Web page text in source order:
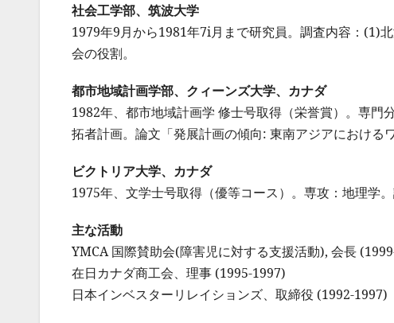
社会工学部、筑波大学
1979年9月から1981年7i月まで研究員。調査内容：(1)
会の役割。
都市地域計画学部、クィーンズ大学、カナダ
1982年、都市地域計画学 修士号取得（栄誉賞）。専
拓者計画。論文「発展計画の傾向: 東南アジアにおける
ビクトリア大学、カナダ
1975年、文学士号取得（優等コース）。専攻：地理学
主な活動
YMCA 国際賛助会(障害児に対する支援活動), 会長
在日カナダ商工会、理事 (1995-1997)
日本インベスターリレイションズ、取締役 (1992-1997)